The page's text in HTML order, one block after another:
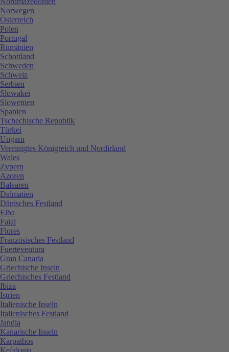
Norwegen
Österreich
Polen
Portugal
Rumänien
Schottland
Schweden
Schweiz
Serbien
Slowakei
Slowenien
Spanien
Tschechische Republik
Türkei
Ungarn
Vereinigtes Königreich und Nordirland
Wales
Zypern
Azoren
Balearen
Dalmatien
Dänisches Festland
Elba
Faial
Flores
Französisches Festland
Fuerteventura
Gran Canaria
Griechische Inseln
Griechisches Festland
Ibiza
Istrien
Italienische Inseln
Italienisches Festland
Jandia
Kanarische Inseln
Karpathos
Kefalonia